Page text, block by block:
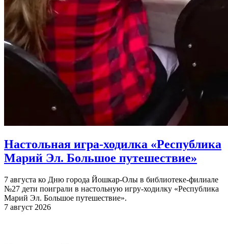
Настольная игра-ходилка «Республика
Марий Эл. Большое путешествие»
7 августа ко Дню города Йошкар-Олы в библиотеке-филиале
№27 дети поиграли в настольную игру-ходилку «Республика
Марий Эл. Большое путешествие».
7 август 2026